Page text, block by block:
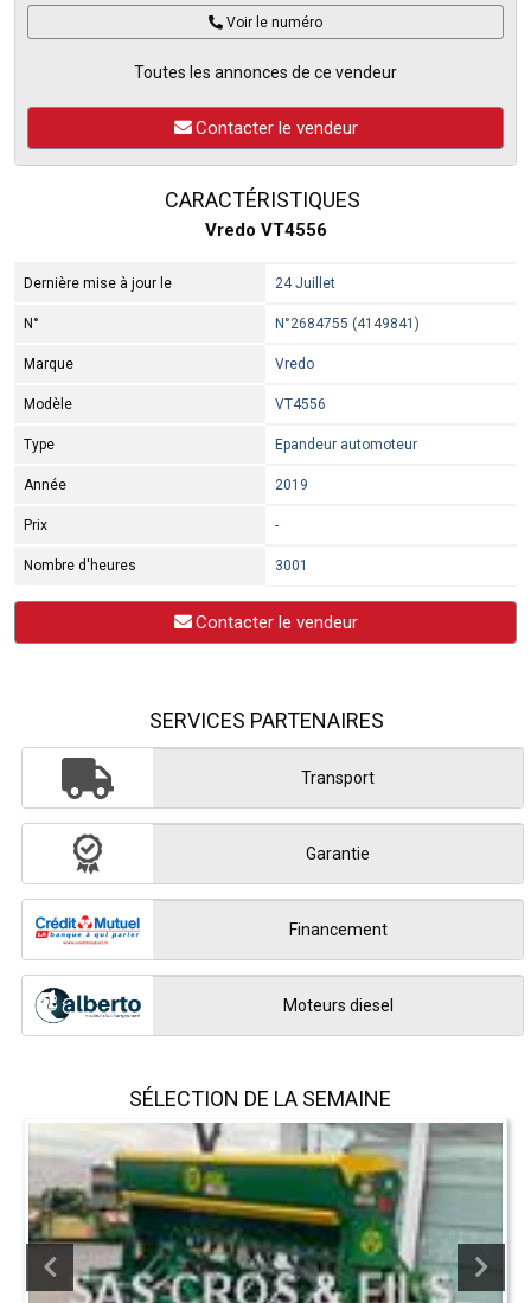
Voir le numéro
Toutes les annonces de ce vendeur
Contacter le vendeur
CARACTÉRISTIQUES
Vredo VT4556
Dernière mise à jour le 24 Juillet
N° N°2684755 (4149841)
Marque Vredo
Modèle VT4556
Type Epandeur automoteur
Année 2019
Prix -
Nombre d'heures 3001
Contacter le vendeur
SERVICES PARTENAIRES
Transport
Garantie
Financement
Moteurs diesel
SÉLECTION DE LA SEMAINE